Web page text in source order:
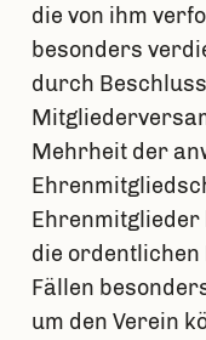
die von ihm
besonders
durch
Mehrheit der
Ehrenmitglieder
die ordentlichen
Fällen
um den Verein